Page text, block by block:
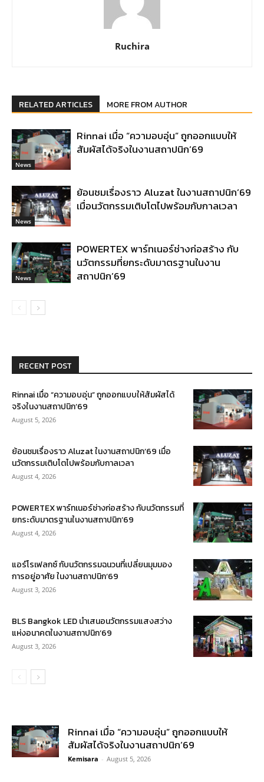
Ruchira
RELATED ARTICLES MORE FROM AUTHOR
News
Rinnai เมื่อ “ความอบอุ่น” ถูกออกแบบให้
สัมผัสได้จริงในงานสถาปนิก’69
News
ย้อนชมเรื่องราว Aluzat ในงานสถาปนิก’69
เมื่อนวัตกรรมเติบโตไปพร้อมกับกาลเวลา
News
POWERTEX พาร์ทเนอร์ช่างก่อสร้าง กับ
นวัตกรรมที่ยกระดับมาตรฐานในงาน
สถาปนิก’69
RECENT POST
Rinnai เมื่อ “ความอบอุ่น” ถูกออกแบบให้สัมผัสได้
จริงในงานสถาปนิก’69
August 5, 2026
ย้อนชมเรื่องราว Aluzat ในงานสถาปนิก’69 เมื่อ
นวัตกรรมเติบโตไปพร้อมกับกาลเวลา
August 4, 2026
POWERTEX พาร์ทเนอร์ช่างก่อสร้าง กับนวัตกรรมที่
ยกระดับมาตรฐานในงานสถาปนิก’69
August 4, 2026
แอร์โรเฟลกซ์ กับนวัตกรรมฉนวนที่เปลี่ยนมุมมอง
การอยู่อาศัย ในงานสถาปนิก’69
August 3, 2026
BLS Bangkok LED นำเสนอนวัตกรรมแสงสว่าง
แห่งอนาคตในงานสถาปนิก’69
August 3, 2026
Rinnai เมื่อ “ความอบอุ่น” ถูกออกแบบให้
สัมผัสได้จริงในงานสถาปนิก’69
Kemisara - August 5, 2026